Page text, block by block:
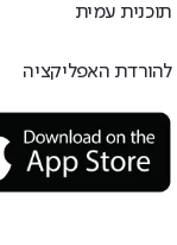
תוכנית עמית
להורדת האפליקציה